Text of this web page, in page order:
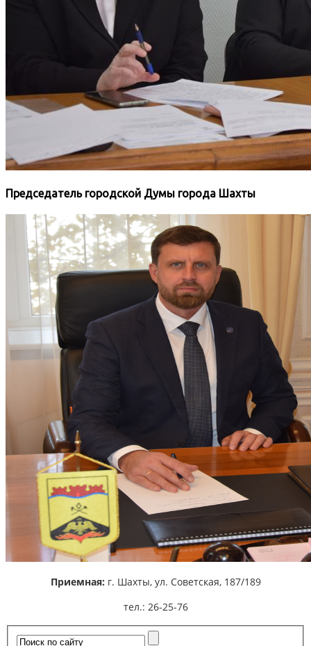
Председатель городской Думы города Шахты
Приемная: г. Шахты, ул. Советская, 187/189
тел.: 26-25-76